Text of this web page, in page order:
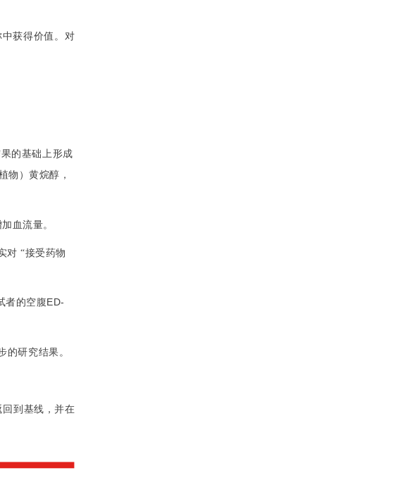
获得价值。对
的基础上形成
物 ）黄烷醇 ，
血流量。
对 “接受药物
者的空腹ED-
的研究结果。
回到基线，并在